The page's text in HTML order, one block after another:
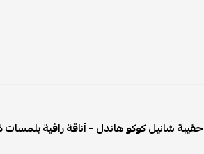
حقيبة شانيل كوكو هاندل – أناقة راقية بلمسات